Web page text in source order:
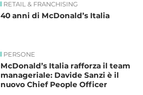
RETAIL & FRANCHISING
40 anni di McDonald’s Italia
PERSONE
McDonald’s Italia rafforza il team
manageriale: Davide Sanzi è il
nuovo Chief People Officer